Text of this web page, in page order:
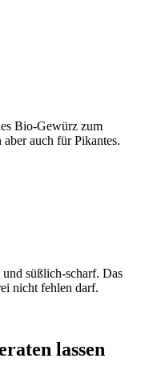
Bio-Gewürz zum
auch für Pikantes.
süßlich-scharf. Das
nicht fehlen darf.
lassen